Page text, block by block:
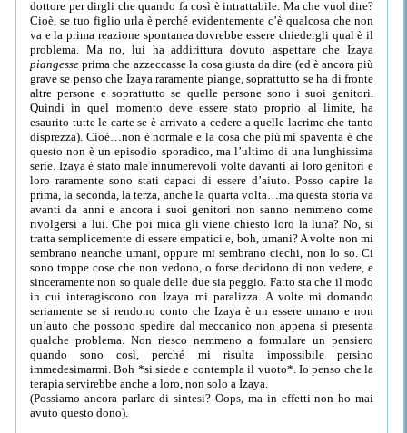
dottore per dirgli che quando fa così è intrattabile. Ma che vuol dire?
Cioè, se tuo figlio urla è perché evidentemente c’è qualcosa che non
va e la prima reazione spontanea dovrebbe essere chiedergli qual è il
problema. Ma no, lui ha addirittura dovuto aspettare che Izaya
piangesse prima che azzeccasse la cosa giusta da dire (ed è ancora più
grave se penso che Izaya raramente piange, soprattutto se ha di fronte
altre persone e soprattutto se quelle persone sono i suoi genitori.
Quindi in quel momento deve essere stato proprio al limite, ha
esaurito tutte le carte se è arrivato a cedere a quelle lacrime che tanto
disprezza). Cioè…non è normale e la cosa che più mi spaventa è che
questo non è un episodio sporadico, ma l’ultimo di una lunghissima
serie. Izaya è stato male innumerevoli volte davanti ai loro genitori e
loro raramente sono stati capaci di essere d’aiuto. Posso capire la
prima, la seconda, la terza, anche la quarta volta…ma questa storia va
avanti da anni e ancora i suoi genitori non sanno nemmeno come
rivolgersi a lui. Che poi mica gli viene chiesto loro la luna? No, si
tratta semplicemente di essere empatici e, boh, umani? A volte non mi
sembrano neanche umani, oppure mi sembrano ciechi, non lo so. Ci
sono troppe cose che non vedono, o forse decidono di non vedere, e
sinceramente non so quale delle due sia peggio. Fatto sta che il modo
in cui interagiscono con Izaya mi paralizza. A volte mi domando
seriamente se si rendono conto che Izaya è un essere umano e non
un’auto che possono spedire dal meccanico non appena si presenta
qualche problema. Non riesco nemmeno a formulare un pensiero
quando sono così, perché mi risulta impossibile persino
immedesimarmi. Boh *si siede e contempla il vuoto*. Io penso che la
terapia servirebbe anche a loro, non solo a Izaya.
(Possiamo ancora parlare di sintesi? Oops, ma in effetti non ho mai
avuto questo dono).